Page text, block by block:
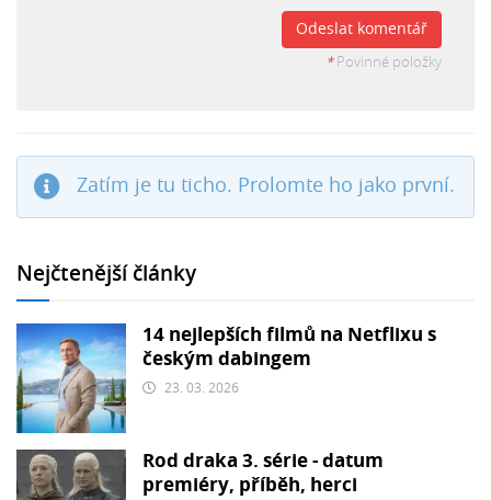
Odeslat komentář
*Povinné položky
Zatím je tu ticho. Prolomte ho jako první.
Nejčtenější články
14 nejlepších filmů na Netflixu s
českým dabingem
23. 03. 2026
Rod draka 3. série - datum
premiéry, příběh, herci